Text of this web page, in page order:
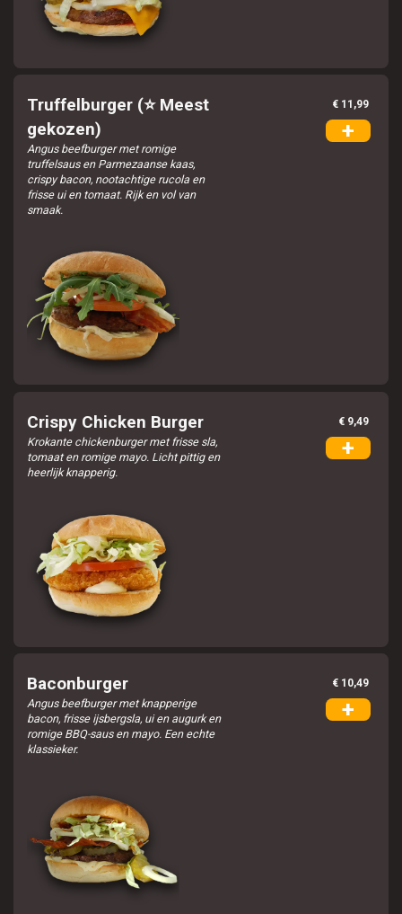
Home
Over De Hamburgerij
Spaarkaart
Truffelburger (⭐ Meest
gekozen)
Angus beefburger met romige
truffelsaus en Parmezaanse kaas,
crispy bacon, nootachtige rucola en
frisse ui en tomaat. Rijk en vol van
smaak.
€ 11,99
+
Crispy Chicken Burger
Krokante chickenburger met frisse sla,
tomaat en romige mayo. Licht pittig en
heerlijk knapperig.
€ 9,49
+
Baconburger
Angus beefburger met knapperige
bacon, frisse ijsbergsla, ui en augurk en
romige BBQ-saus en mayo. Een echte
klassieker.
€ 10,49
+